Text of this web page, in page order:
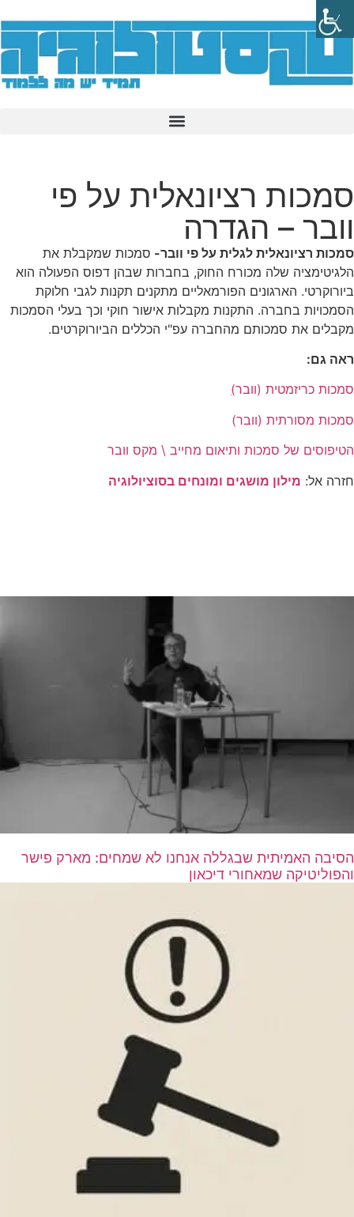
סמכות רציונאלית על פי
וובר – הגדרה
סמכות רציונאלית לגלית על פי וובר- סמכות שמקבלת את
הלגיטימציה שלה מכורח החוק, בחברות שבהן דפוס הפעולה הוא
ביורוקרטי. הארגונים הפורמאליים מתקנים תקנות לגבי חלוקת
הסמכויות בחברה. התקנות מקבלות אישור חוקי וכך בעלי הסמכות
מקבלים את סמכותם מהחברה עפ"י הכללים הביורוקרטים.
ראה גם:
סמכות כריזמטית (וובר)
סמכות מסורתית (וובר)
הטיפוסים של סמכות ותיאום מחייב \ מקס וובר
חזרה אל: מילון מושגים ומונחים בסוציולוגיה
הסיבה האמיתית שבגללה אנחנו לא שמחים: מארק פישר
והפוליטיקה שמאחורי דיכאון